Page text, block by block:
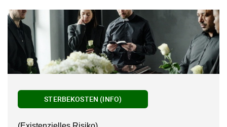
STERBEKOSTEN (INFO)